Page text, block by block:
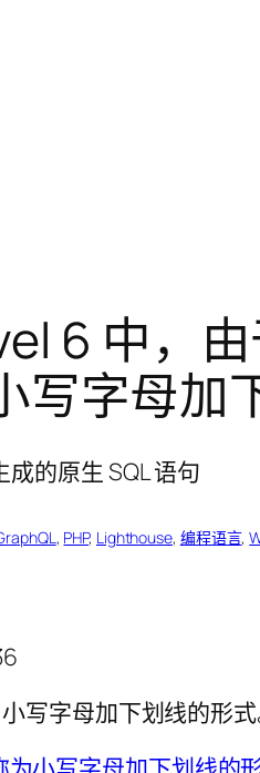
6 中，
写字母加
, PHP, Lighthouse, 编程语言,
写字母加下划线的形式